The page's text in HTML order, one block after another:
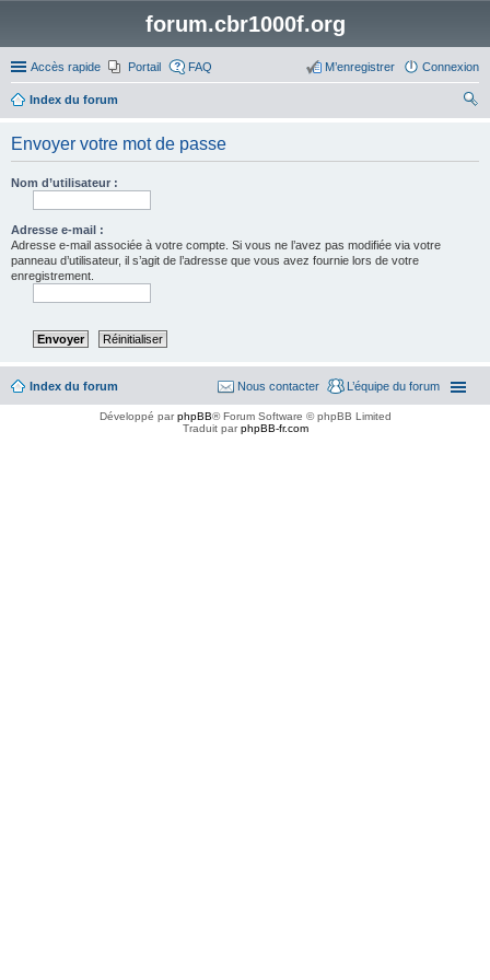
forum.cbr1000f.org
Accès rapide Portail FAQ Connexion
M’enregistrer
Index du forum
Envoyer votre mot de passe
Nom d’utilisateur :
Adresse e-mail :
Adresse e-mail associée à votre compte. Si vous ne l’avez pas modifiée via votre
panneau d’utilisateur, il s’agit de l’adresse que vous avez fournie lors de votre
enregistrement.
Index du forum L’équipe du forum
Nous contacter
Développé parphpBB® Forum Software © phpBB Limited
Traduit parphpBB-fr.com